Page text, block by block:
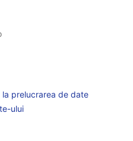
prelucrarea de date
ului